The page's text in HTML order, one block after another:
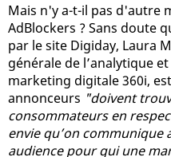
Mais n'y a-t-il pas d'autre
AdBlockers ? Sans doute
par le site Digiday, Laura
générale de l’analytique
marketing digitale 360i,
annonceurs "doivent
consommateurs en
envie qu’on communique
audience pour qui une